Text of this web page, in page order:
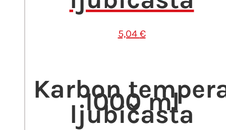
5,04 €
Karbon1000 ml
ljubičasta